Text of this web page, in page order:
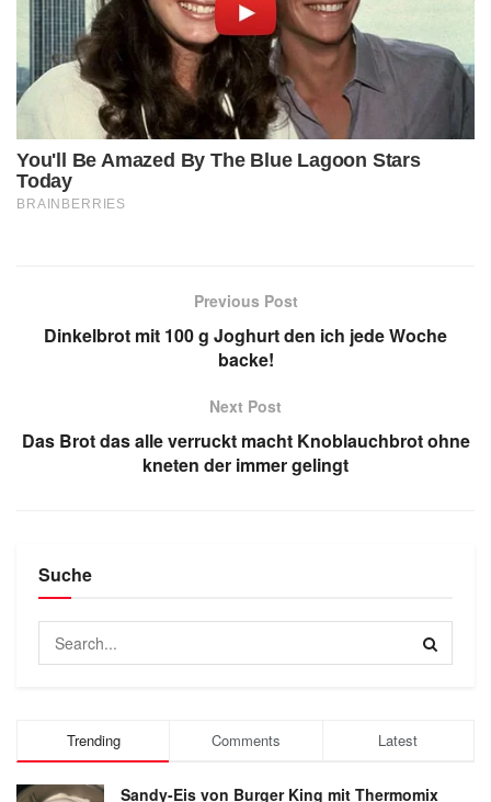
Previous Post
Dinkelbrot mit 100 g Joghurt den ich jede Woche
backe!
Next Post
Das Brot das alle verruckt macht Knoblauchbrot ohne
kneten der immer gelingt
Suche
Trending Comments Latest
Sandy-Eis von Burger King mit Thermomix